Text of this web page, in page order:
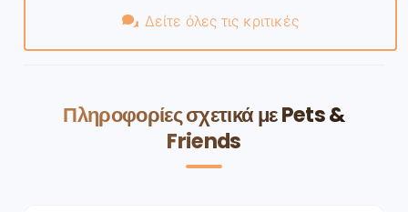
Δείτε όλες τις κριτικές
Πληροφορίες σχετικά με Pets &
Friends